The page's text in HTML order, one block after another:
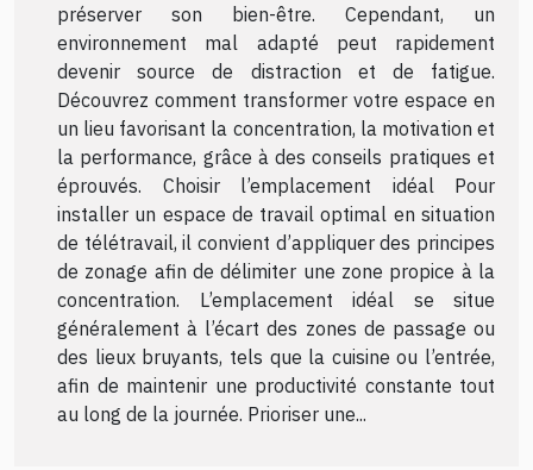
préserver son bien-être. Cependant, un
environnement mal adapté peut rapidement
devenir source de distraction et de fatigue.
Découvrez comment transformer votre espace en
un lieu favorisant la concentration, la motivation et
la performance, grâce à des conseils pratiques et
éprouvés. Choisir l’emplacement idéal Pour
installer un espace de travail optimal en situation
de télétravail, il convient d’appliquer des principes
de zonage afin de délimiter une zone propice à la
concentration. L’emplacement idéal se situe
généralement à l’écart des zones de passage ou
des lieux bruyants, tels que la cuisine ou l’entrée,
afin de maintenir une productivité constante tout
au long de la journée. Prioriser une...